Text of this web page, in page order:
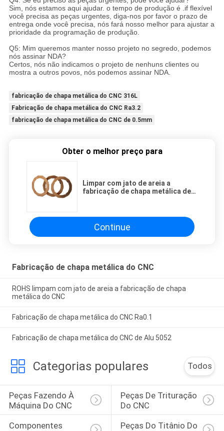
Sim, nós estamos aqui ajudar. o tempo de produção é .if flexível
você precisa as peças urgentes, diga-nos por favor o prazo de
entrega onde você precisa, nós fará nosso melhor para ajustar a
prioridade da programação de produção.
Q5: Mim queremos manter nosso projeto no segredo, podemos
nós assinar NDA?
Certos, nós não indicamos o projeto de nenhuns clientes ou
mostra a outros povos, nós podemos assinar NDA.
fabricação de chapa metálica do CNC 316L
Fabricação de chapa metálica do CNC Ra3.2
fabricação de chapa metálica do CNC de 0.5mm
Obter o melhor preço para
Limpar com jato de areia a
fabricação de chapa metálica de
Continue
Fabricação de chapa metálica do CNC
ROHS limpam com jato de areia a fabricação de chapa
metálica do CNC
Fabricação de chapa metálica do CNC Ra0.1
Fabricação de chapa metálica do CNC de Alu 5052
Categorias populares Todos
Peças Fazendo À
Máquina Do CNC
Peças De Trituração
Do CNC
Componentes
Peças Do Titânio Do